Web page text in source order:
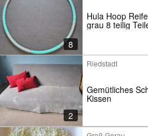
8
Hula Hoop
grau 8 teilig
2
Riedstadt
Gemütliches
Kissen